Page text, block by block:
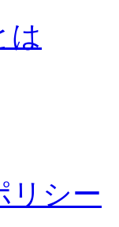
は
リシー